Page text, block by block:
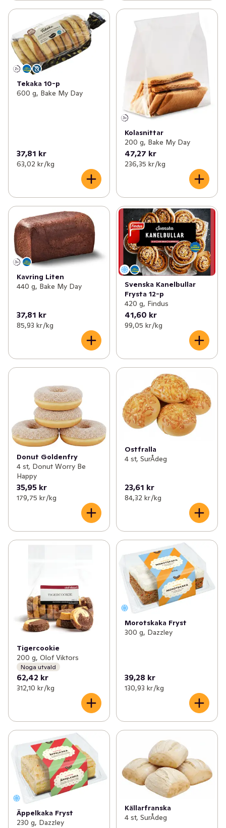
Tekaka 10-p
600 g, Bake My Day
37,81 kr
63,02 kr /kg
Kolasnittar
200 g, Bake My Day
47,27 kr
236,35 kr /kg
Kavring Liten
440 g, Bake My Day
37,81 kr
85,93 kr /kg
Svenska Kanelbullar
Frysta 12-p
420 g, Findus
41,60 kr
99,05 kr /kg
Donut Goldenfry
4 st, Donut Worry Be
Happy
35,95 kr
179,75 kr /kg
Ostfralla
4 st, SurÅdeg
23,61 kr
84,32 kr /kg
Tigercookie
200 g, Olof Viktors
Noga utvald
62,42 kr
312,10 kr /kg
Morotskaka Fryst
300 g, Dazzley
39,28 kr
130,93 kr /kg
Äppelkaka Fryst
230 g, Dazzley
Källarfranska
4 st, SurÅdeg